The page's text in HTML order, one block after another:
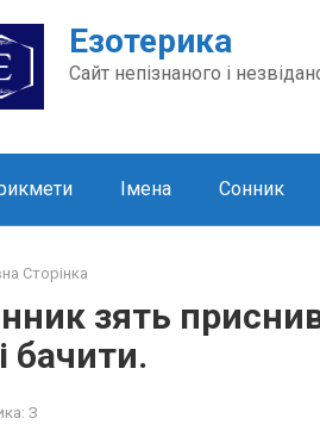
Езотерика
Сайт непізнаного і
Імена Сонник
Сторінка
зять
бачити.
З